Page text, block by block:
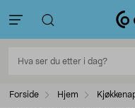
Forside Hjem